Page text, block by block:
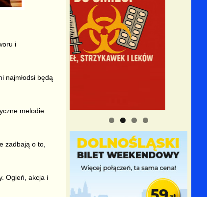
i
najmłodsi będą
melodie
zadbają o to,
Ogień, akcja i